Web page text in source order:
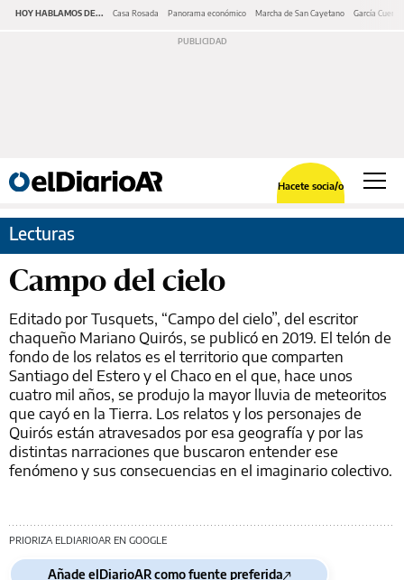
HOY HABLAMOS DE... Casa Rosada Panorama económico Marcha de San Cayetano García Cuerva
Hacete socia/o
Lecturas
Campo del cielo
Editado por Tusquets, “Campo del cielo”, del escritor
chaqueño Mariano Quirós, se publicó en 2019. El telón de
fondo de los relatos es el territorio que comparten
Santiago del Estero y el Chaco en el que, hace unos
cuatro mil años, se produjo la mayor lluvia de meteoritos
que cayó en la Tierra. Los relatos y los personajes de
Quirós están atravesados por esa geografía y por las
distintas narraciones que buscaron entender ese
fenómeno y sus consecuencias en el imaginario colectivo.
PRIORIZA ELDIARIOAR EN GOOGLE
Añade elDiarioAR como fuente preferida